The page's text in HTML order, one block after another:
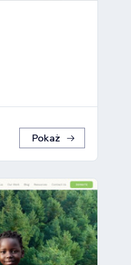
Pokaż